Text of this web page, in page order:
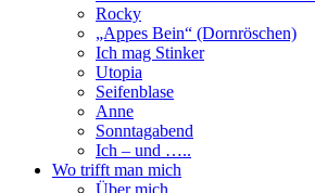
Rocky
„Appes Bein“ (Dornröschen)
Ich mag Stinker
Utopia
Seifenblase
Anne
Sonntagabend
Ich – und …..
Wo trifft man mich
Über mich